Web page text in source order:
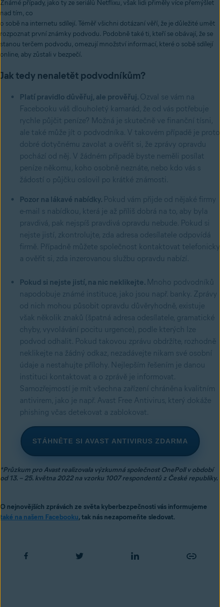
Známé případy, jako ty ze seriálů Netflixu, však lidi přiměly více přemýšlet
nad tím, co
o sobě na internetu sdílejí. Téměř všichni dotázaní věří, že je důležité umět
rozpoznat první známky podvodu. Podobně také ti, kteří se obávají, že se
stanou terčem podvodu, omezují množství informací, které o sobě sdílejí
online, aby zůstali v bezpečí.
Jak tedy nenaletět podvodníkům?
Platí pravidlo důvěřuj, ale prověřuj. Ozval se vám na
Facebooku váš dlouholetý kamarád, že od vás potřebuje
rychle půjčit peníze? Možná je skutečně ve finanční tísni,
ale také může jít o podvodníka. V takovém případě je proto
dobré dotyčnému zavolat a ověřit si, že zprávy opravdu
pochází od něj. V žádném případě byste neměli posílat
peníze někomu, koho osobně neznáte, nebo kdo vás s
žádostí o půjčku oslovil po krátké známosti.
Pozor na lákavé nabídky. Pokud vám přijde od nějaké firmy
e-mail s nabídkou, která je až příliš dobrá na to, aby byla
pravdivá, pak nejspíš pravdivá opravdu nebude. Pokud si
nejste jistí, zkontrolujte, zda adresa odesílatele odpovídá
firmě. Případně můžete společnost kontaktovat telefonicky
a ověřit si, zda inzerovanou službu opravdu nabízí.
Pokud si nejste jistí, na nic neklikejte. Mnoho podvodníků
napodobuje známé instituce, jako jsou např. banky. Zprávy
od nich mohou působit opravdu důvěryhodně, existuje
však několik znaků (špatná adresa odesílatele, gramatické
chyby, vyvolávání pocitu urgence), podle kterých lze
podvod odhalit. Pokud takovou zprávu obdržíte, rozhodně
neklikejte na žádný odkaz, nezadávejte nikam své osobní
údaje a nestahujte přílohy. Nejlepším řešením je danou
instituci kontaktovat a o zprávě je informovat.
Samozřejmostí je mít všechna zařízení chráněna kvalitním
antivirem, jako je např. Avast Free Antivirus, který dokáže
phishing včas detekovat a zablokovat.
STÁHNĚTE SI AVAST ANTIVIRUS ZDARMA
*Průzkum pro Avast realizovala výzkumná společnost OnePoll v období
od 13. – 25. května 2022 na vzorku 1007 respondentů z České republiky.
O nejnovějších zprávách ze světa kyberbezpečnosti vás informujeme
také na našem Facebooku, tak nás nezapomeňte sledovat.